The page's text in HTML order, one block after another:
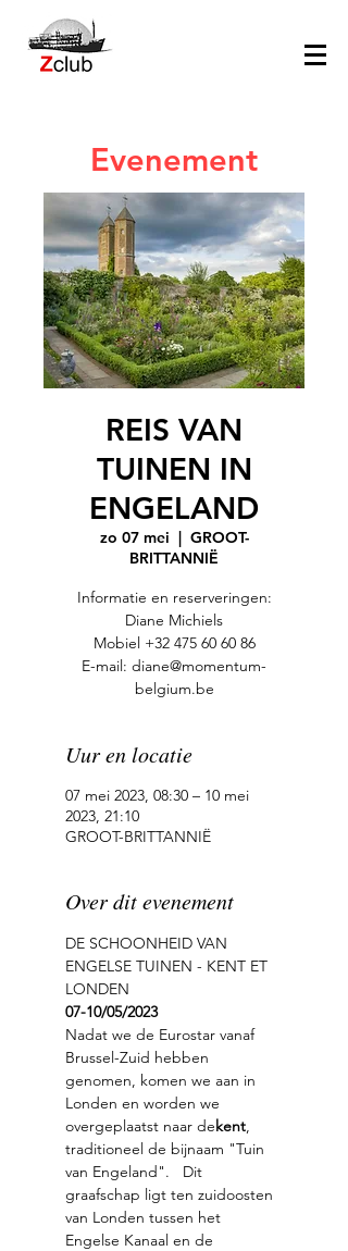
Evenement
REIS VAN
TUINEN IN
ENGELAND
zo 07 mei
  |
GROOT-
BRITTANNIË
Informatie en reserveringen:
Diane Michiels
Mobiel +32 475 60 60 86
E-mail: diane@momentum-
belgium.be
Uur en locatie
07 mei 2023, 08:30 – 10 mei
2023, 21:10
GROOT-BRITTANNIË
Over dit evenement
DE SCHOONHEID VAN
ENGELSE TUINEN - KENT ET
LONDEN
07-10/05/2023
Nadat we de Eurostar vanaf
Brussel-Zuid hebben
genomen, komen we aan in
Londen en worden we
overgeplaatst naar dekent,
traditioneel de bijnaam "Tuin
van Engeland".   Dit
graafschap ligt ten zuidoosten
van Londen tussen het
Engelse Kanaal en de